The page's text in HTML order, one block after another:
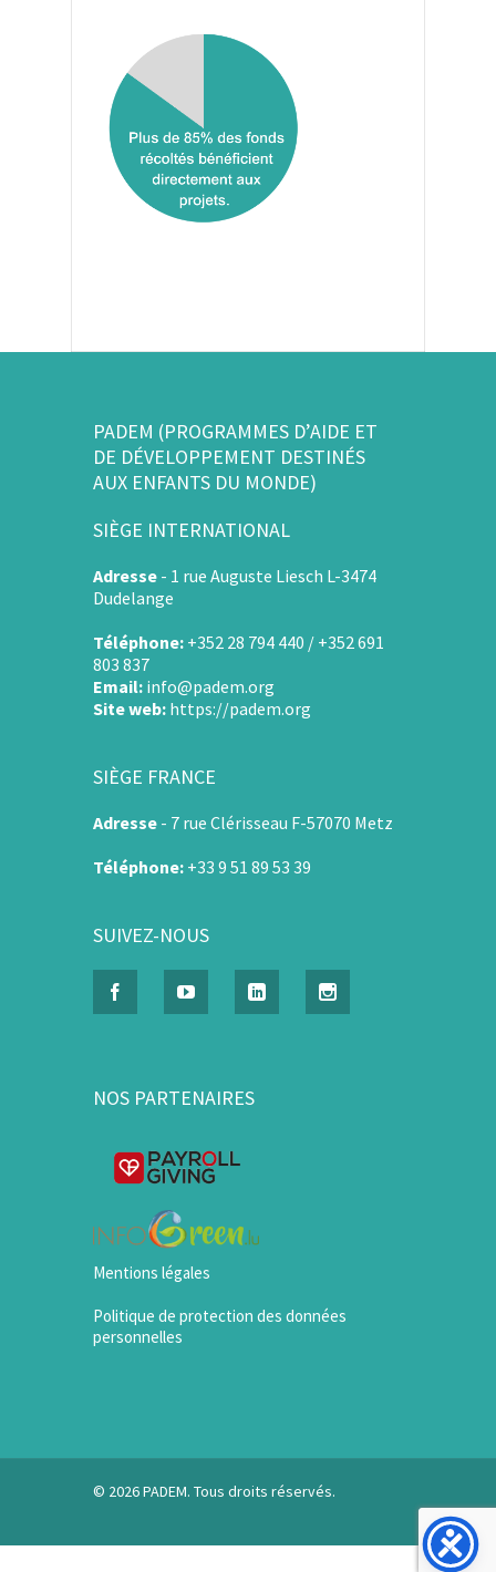
PADEM (PROGRAMMES D’AIDE ET
DE DÉVELOPPEMENT DESTINÉS
AUX ENFANTS DU MONDE)
SIÈGE INTERNATIONAL
Adresse - 1 rue Auguste Liesch L-3474
Dudelange
Téléphone: +352 28 794 440 / +352 691
803 837
Email: info@padem.org
Site web: https://padem.org
SIÈGE FRANCE
Adresse - 7 rue Clérisseau F-57070 Metz
Téléphone: +33 9 51 89 53 39
SUIVEZ-NOUS
NOS PARTENAIRES
Mentions légales
Politique de protection des données
personnelles
© 2026 PADEM. Tous droits réservés.